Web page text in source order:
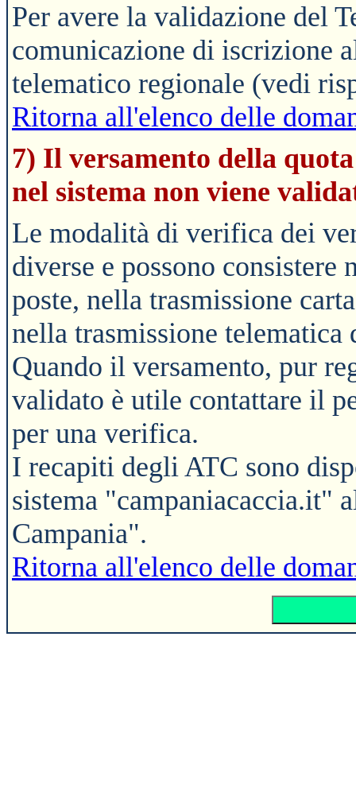
Per avere la validazione del
comunicazione di iscrizione
telematico regionale (vedi
Ritorna all'elenco delle
7) Il versamento della
nel sistema non viene
Le modalità di verifica dei
diverse e possono
poste, nella trasmissione
nella trasmissione telematica
Quando il versamento, pur
validato è utile contattare il
per una verifica.
I recapiti degli ATC sono
sistema "campaniacaccia.it"
Campania".
Ritorna all'elenco delle